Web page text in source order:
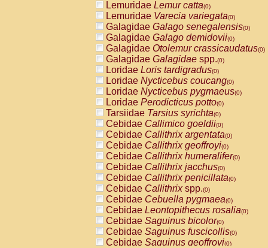
Lemuridae Lemur catta(0)
Lemuridae Varecia variegata(0)
Galagidae Galago senegalensis(0)
Galagidae Galago demidovii(0)
Galagidae Otolemur crassicaudatus(0)
Galagidae Galagidae spp.(0)
Loridae Loris tardigradus(0)
Loridae Nycticebus coucang(0)
Loridae Nycticebus pygmaeus(0)
Loridae Perodicticus potto(0)
Tarsiidae Tarsius syrichta(0)
Cebidae Callimico goeldii(0)
Cebidae Callithrix argentata(0)
Cebidae Callithrix geoffroyi(0)
Cebidae Callithrix humeralifer(0)
Cebidae Callithrix jacchus(0)
Cebidae Callithrix penicillata(0)
Cebidae Callithrixspp.(0)
Cebidae Cebuella pygmaea(0)
Cebidae Leontopithecus rosalia(0)
Cebidae Saguinus bicolor(0)
Cebidae Saguinus fuscicollis(0)
Cebidae Saguinus geoffroyi(0)